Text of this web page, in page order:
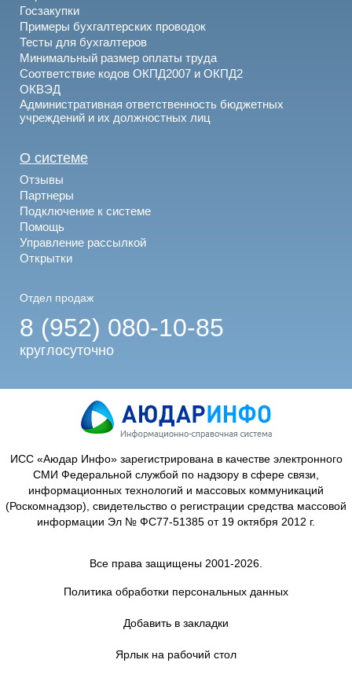
Госзакупки
Примеры бухгалтерских проводок
Тесты для бухгалтеров
Минимальный размер оплаты труда
Соответствие кодов ОКПД2007 и ОКПД2
ОКВЭД
Административная ответственность бюджетных
учреждений и их должностных лиц
О системе
Отзывы
Партнеры
Подключение к системе
Помощь
Управление рассылкой
Открытки
Отдел продаж
8 (952) 080-10-85
круглосуточно
ИСС «Аюдар Инфо» зарегистрирована в качестве электронного
СМИ Федеральной службой по надзору в сфере связи,
информационных технологий и массовых коммуникаций
(Роскомнадзор), свидетельство о регистрации средства массовой
информации Эл № ФС77-51385 от 19 октября 2012 г.
Все права защищены 2001-2026.
Политика обработки персональных данных
Добавить в закладки
Ярлык на рабочий стол